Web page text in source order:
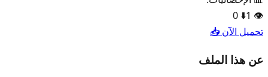
👁️
1
⬇️
0
تحميل الآن 📥
عن هذا الملف